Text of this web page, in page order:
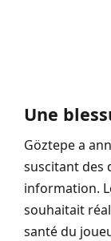
Une
Göztepe a
suscitant des
information.
souhaitait
santé du